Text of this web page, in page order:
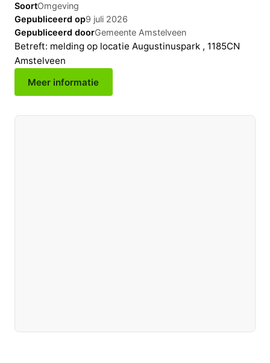
SoortOmgeving
Gepubliceerd op9 juli 2026
Gepubliceerd doorGemeente Amstelveen
Betreft: melding op locatie Augustinuspark , 1185CN
Amstelveen
Meer informatie